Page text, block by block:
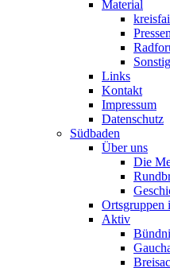
Material
Links
Kontakt
Impressum
Datenschutz
Südbaden
Über uns
Die
Ortsgruppen
Aktiv